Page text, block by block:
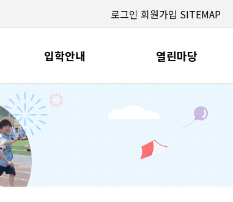
로그인 회원가입 SITEMAP
입학안내 열린마당